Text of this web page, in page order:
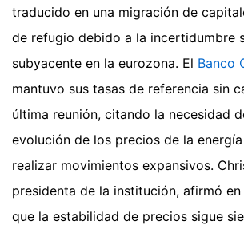
traducido en una migración de
de refugio debido a la incertidumbre
subyacente en la eurozona. El Banco
mantuvo sus tasas de referencia sin
última reunión, citando la necesidad
evolución de los precios de la
realizar movimientos expansivos.
presidenta de la institución, afirmó
que la estabilidad de precios sigue